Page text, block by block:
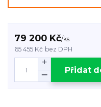
79 200 Kč/ks
65 455 Kč bez DPH
Přidat